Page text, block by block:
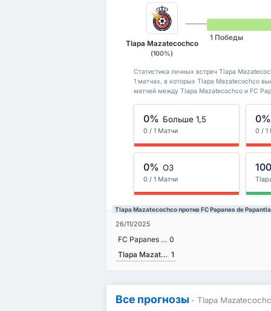
Tlapa Mazatecochco
(100%)
1 Победы
Статистика личных встреч Tlapa
1 матчах, в которых Tlapa Mazatecochco
матчей между Tlapa Mazatecochco и FC
0% Больше 1,5
0 / 1 Матчи
0%
0 / 1
0% ОЗ
0 / 1 Матчи
Tlapa Mazatecochco против FC Papanes de
26/11/2025
FC Papanes de Papantla 0
Tlapa Mazatecochco 1
Все прогнозы - Tlapa